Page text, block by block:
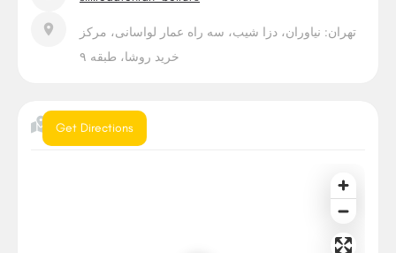
تهران: نیاوران، دزا شیب، سه راه عمار لواسانی، مرکز
خرید روشا، طبقه ۹
موقعیت
Get Directions